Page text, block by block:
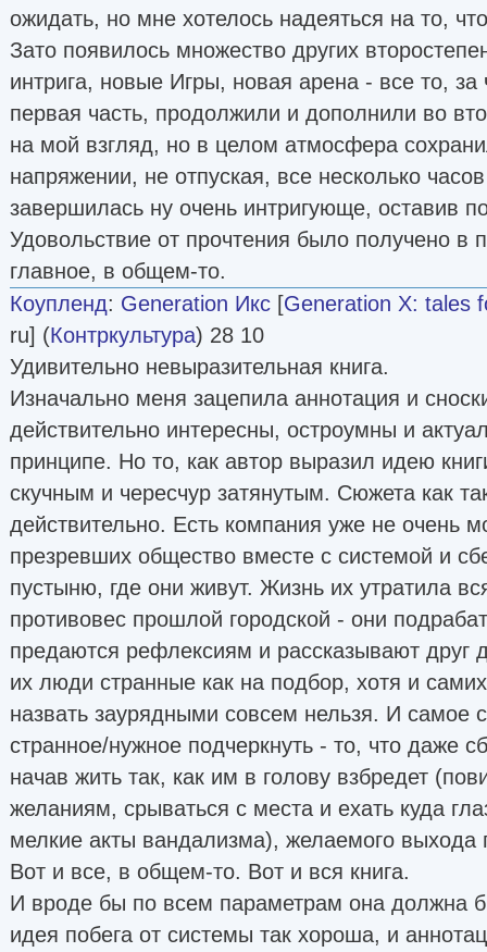
ожидать, но мне хотелось надеяться на то,
Зато появилось множество других
интрига, новые Игры, новая арена - все то, за
первая часть, продолжили и дополнили во
на мой взгляд, но в целом атмосфера
напряжении, не отпуская, все несколько
завершилась ну очень интригующе, оставив
Удовольствие от прочтения было получено в
главное, в общем-то.
Коупленд: Generation Икс [Generation X: tales
ru] (Контркультура) 28 10
Удивительно невыразительная книга.
Изначально меня зацепила аннотация и
действительно интересны, остроумны и
принципе. Но то, как автор выразил идею
скучным и чересчур затянутым. Сюжета как
действительно. Есть компания уже не очень
презревших общество вместе с системой и
пустыню, где они живут. Жизнь их утратила
противовес прошлой городской - они
предаются рефлексиям и рассказывают друг
их люди странные как на подбор, хотя и
назвать заурядными совсем нельзя. И самое
странное/нужное подчеркнуть - то, что даже
начав жить так, как им в голову взбредет
желаниям, срываться с места и ехать куда
мелкие акты вандализма), желаемого выхода
Вот и все, в общем-то. Вот и вся книга.
И вроде бы по всем параметрам она должна
идея побега от системы так хороша, и